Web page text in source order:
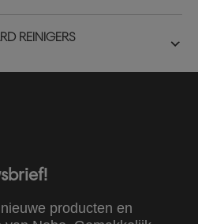
REINIGERS
producten en